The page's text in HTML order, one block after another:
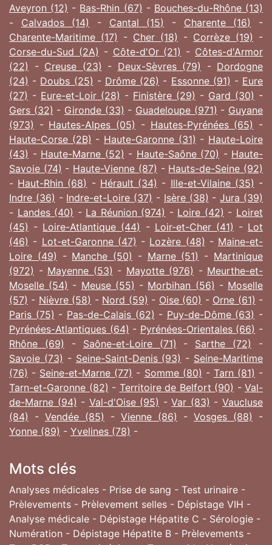
Aveyron (12) - Bas-Rhin (67) - Bouches-du-Rhône (13)
- Calvados (14) - Cantal (15) - Charente (16)
-
Charente-Maritime (17) - Cher (18) - Corrèze (19) -
Corse-du-Sud (2A) - Côte-d'Or (21) - Côtes-d'Armor
(22) - Creuse (23) - Deux-Sèvres (79) - Dordogne
(24) - Doubs (25) - Drôme (26) - Essonne (91) - Eure
(27) - Eure-et-Loir (28) - Finistère (29) - Gard (30) -
Gers (32) - Gironde (33) - Guadeloupe (971) - Guyane
(973) - Hautes-Alpes (05) - Hautes-Pyrénées (65) -
Haute-Corse (2B) - Haute-Garonne (31) - Haute-Loire
(43) - Haute-Marne (52) - Haute-Saône (70) - Haute-
Savoie (74) - Haute-Vienne (87) - Hauts-de-Seine (92)
- Haut-Rhin (68) - Hérault (34) - Ille-et-Vilaine (35) -
Indre (36) - Indre-et-Loire (37) - Isère (38) -Jura (39)
- Landes (40) - La Réunion (974) - Loire (42) - Loiret
(45) - Loire-Atlantique (44) - Loir-et-Cher (41) - Lot
(46) - Lot-et-Garonne (47) - Lozère (48) - Maine-et-
Loire (49) - Manche (50) - Marne (51) - Martinique
(972) - Mayenne (53) - Mayotte (976) - Meurthe-et-
Moselle (54) - Meuse (55) - Morbihan (56) - Moselle
(57) - Nièvre (58) - Nord (59) - Oise (60) - Orne (61) -
Paris (75) - Pas-de-Calais (62) - Puy-de-Dôme (63) -
Pyrénées-Atlantiques (64) - Pyrénées-Orientales (66) -
Rhône (69) - Saône-et-Loire (71) - Sarthe (72)
-
Savoie (73) - Seine-Saint-Denis (93) - Seine-Maritime
(76) - Seine-et-Marne (77) - Somme (80) - Tarn (81) -
Tarn-et-Garonne (82) - Territoire de Belfort (90) - Val-
de-Marne (94) - Val-d'Oise (95) -Var (83) -Vaucluse
(84) - Vendée (85) - Vienne (86) - Vosges (88) -
Yonne (89) - Yvelines (78) -
Mots clés
Analyses médicales - Prise de sang - Test urinaire -
Prèlevements - Prèlevement selles - Dépistage VIH -
Analyse médicale - Dépistage Hépatite C - Sérologie -
Numération - Dépistage Hépatite B - Prèlevements -